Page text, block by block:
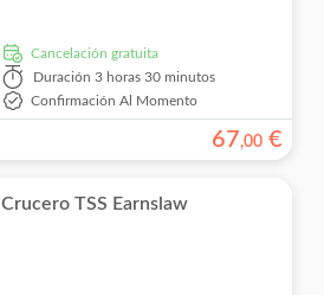
cancelación gratuita
Duración 3 horas 30 minutos
Confirmación Al Momento
67,00 €
Crucero TSS Earnslaw